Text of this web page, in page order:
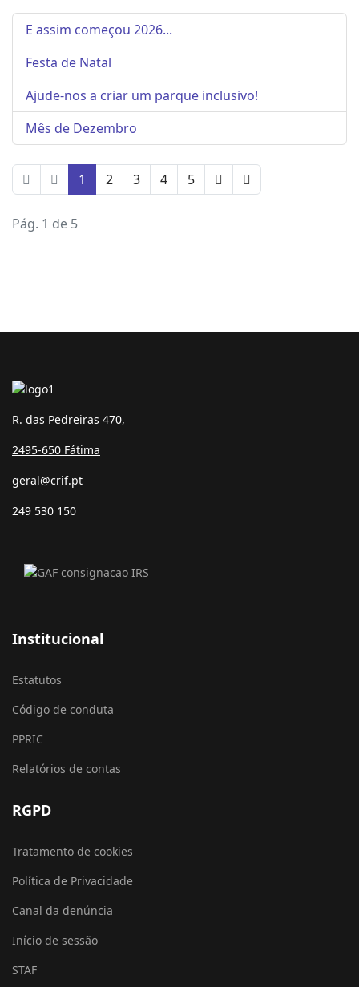
E assim começou 2026...
Festa de Natal
Ajude-nos a criar um parque inclusivo!
Mês de Dezembro
1 2 3 4 5
Pág. 1 de 5
R. das Pedreiras 470,
2495-650 Fátima
geral@crif.pt
249 530 150
Institucional
Estatutos
Código de conduta
PPRIC
Relatórios de contas
RGPD
Tratamento de cookies
Política de Privacidade
Canal da denúncia
Início de sessão
STAF